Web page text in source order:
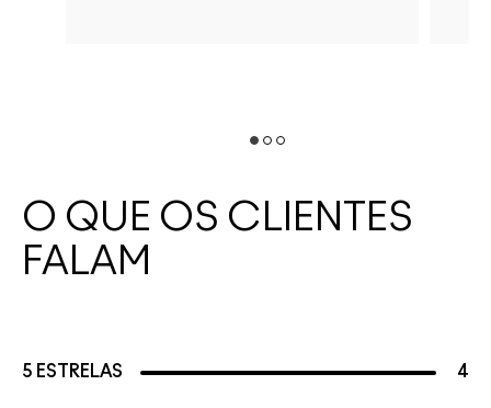
O QUE OS CLIENTES
FALAM
5 ESTRELAS 4